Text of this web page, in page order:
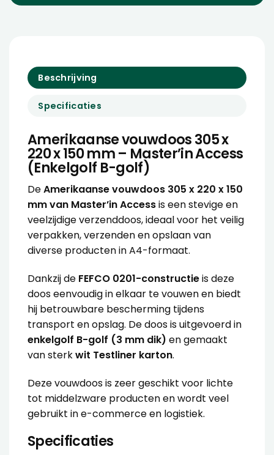
Beschrijving
Specificaties
Amerikaanse vouwdoos 305 x
220 x 150 mm – Master’in Access
(Enkelgolf B-golf)
DeAmerikaanse vouwdoos 305 x 220 x 150
mm van Master’in Accessis een stevige en
veelzijdige verzenddoos, ideaal voor het veilig
verpakken, verzenden en opslaan van
diverse producten in A4-formaat.
Dankzij de FEFCO 0201-constructieis deze
doos eenvoudig in elkaar te vouwen en biedt
hij betrouwbare bescherming tijdens
transport en opslag. De doos is uitgevoerd in
enkelgolf B-golf (3 mm dik) en gemaakt
van sterkwit Testliner karton.
Deze vouwdoos is zeer geschikt voor lichte
tot middelzware producten en wordt veel
gebruikt in e-commerce en logistiek.
Specificaties